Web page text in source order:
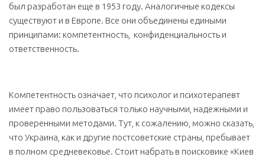
был разработан еще в 1953 году. Аналогичные кодексы
существуют и в Европе. Все они объединены едиными
принципами: компетентность, конфиденциальность и
ответственность.
Компетентность означает, что психолог и психотерапевт
имеет право пользоваться только научными, надежными и
проверенными методами. Тут, к сожалению, можно сказать,
что Украина, как и другие постсоветские страны, пребывает
в полном средневековье. Стоит набрать в поисковике «Киев